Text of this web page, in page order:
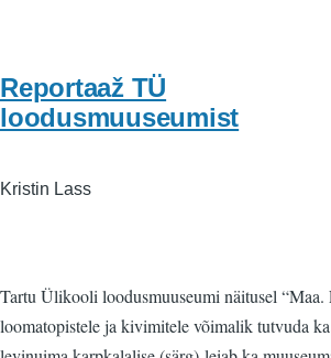
Reportaaž TÜ
loodusmuuseumist
Kristin Lass
Tartu Ülikooli loodusmuuseumi näitusel
loomatopistele ja kivimitele võimalik tutvuda